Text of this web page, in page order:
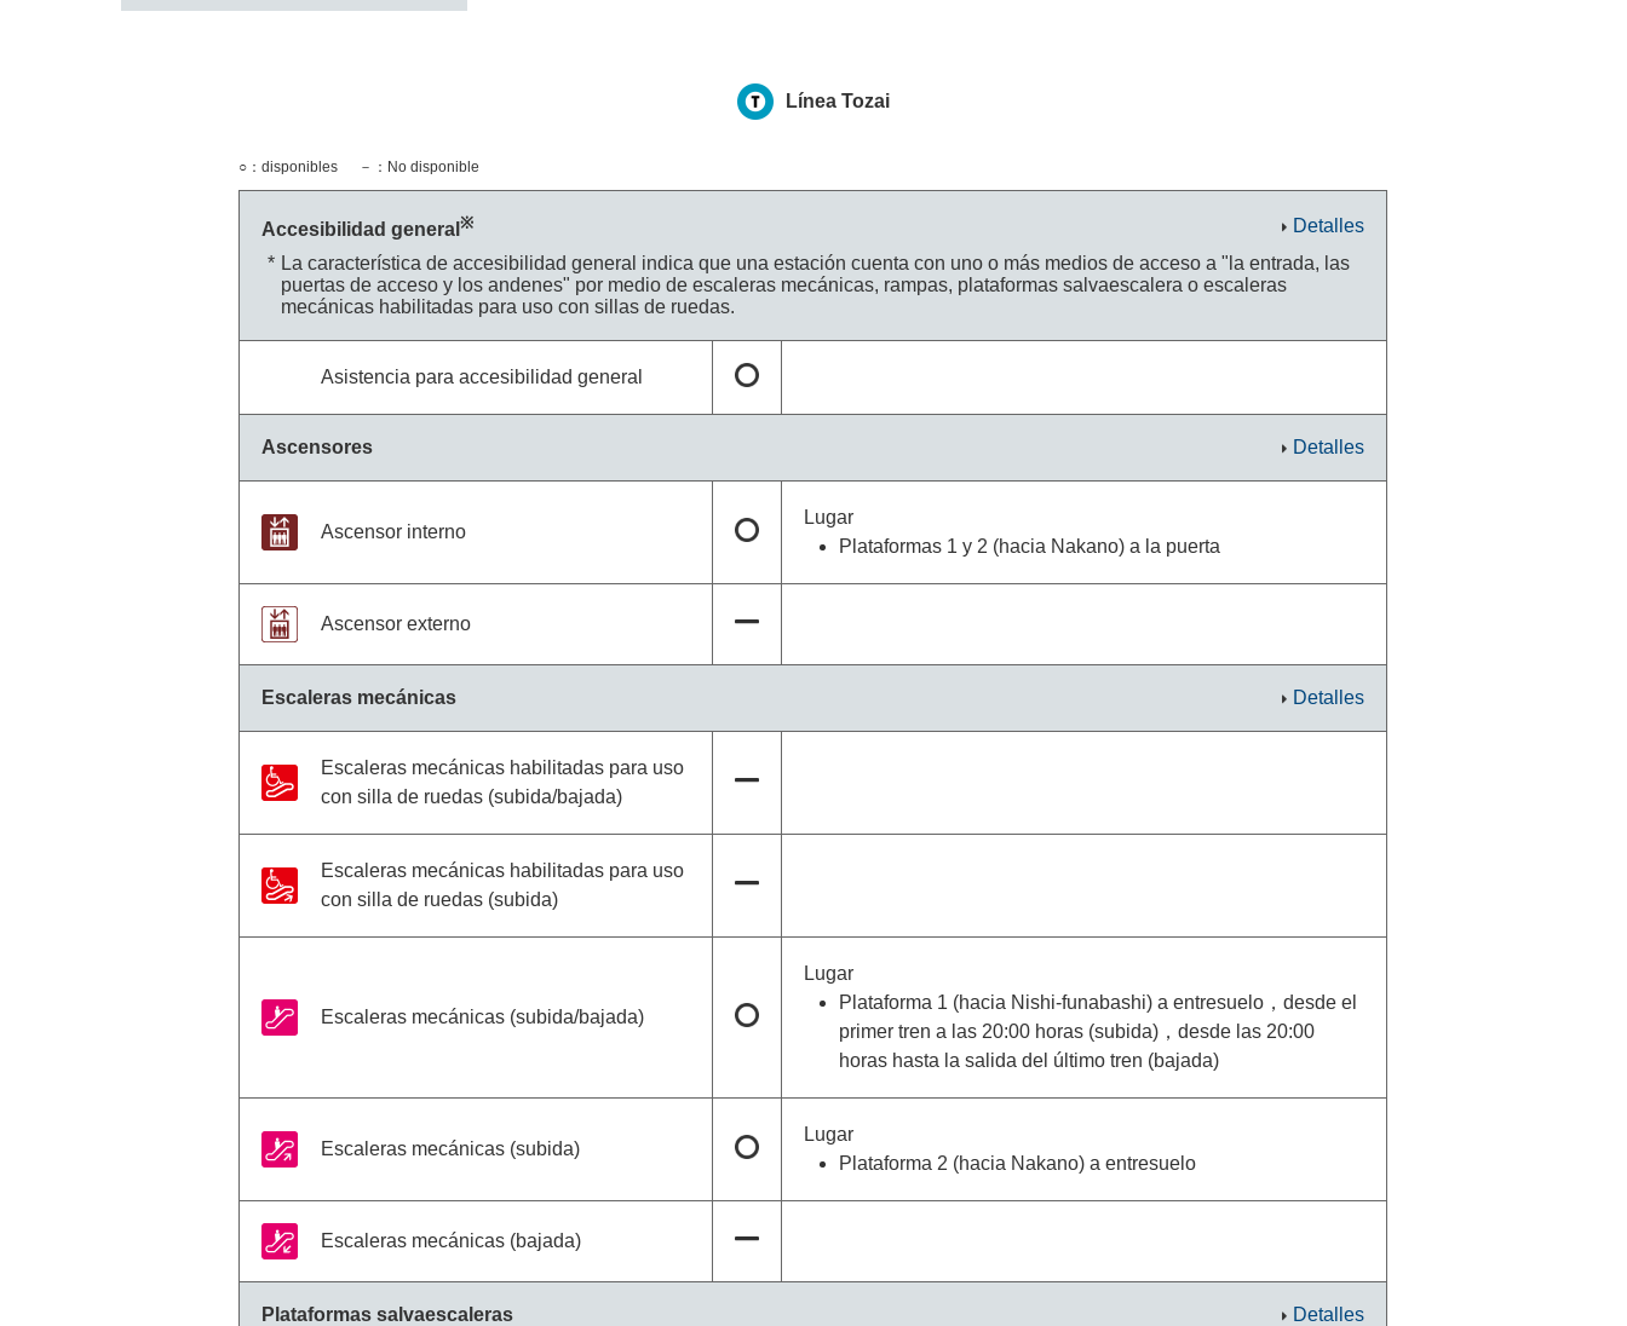
Línea Tozai
○：disponibles －：No disponible
Accesibilidad general※
Detalles
La característica de accesibilidad general indica que una estación cuenta con uno o más medios de acceso a "la entrada, las
puertas de acceso y los andenes" por medio de escaleras mecánicas, rampas, plataformas salvaescalera o escaleras
mecánicas habilitadas para uso con sillas de ruedas.
Asistencia para accesibilidad general
Ascensores Detalles
Ascensor interno
Lugar
Plataformas 1 y 2 (hacia Nakano) a la puerta
Ascensor externo
Escaleras mecánicas Detalles
Escaleras mecánicas habilitadas para uso
con silla de ruedas (subida/bajada)
Escaleras mecánicas habilitadas para uso
con silla de ruedas (subida)
Escaleras mecánicas (subida/bajada)
Lugar
Plataforma 1 (hacia Nishi-funabashi) a entresuelo，desde el
primer tren a las 20:00 horas (subida)，desde las 20:00
horas hasta la salida del último tren (bajada)
Escaleras mecánicas (subida)
Lugar
Plataforma 2 (hacia Nakano) a entresuelo
Escaleras mecánicas (bajada)
Plataformas salvaescaleras Detalles